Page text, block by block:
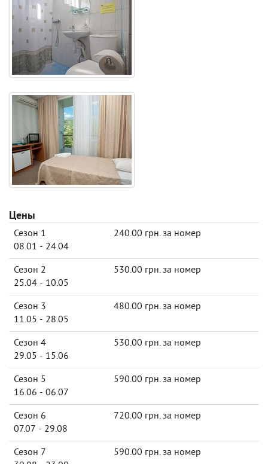
Цены
Сезон 1
08.01 - 24.04
240.00 грн. за номер
Сезон 2
25.04 - 10.05
530.00 грн. за номер
Сезон 3
11.05 - 28.05
480.00 грн. за номер
Сезон 4
29.05 - 15.06
530.00 грн. за номер
Сезон 5
16.06 - 06.07
590.00 грн. за номер
Сезон 6
07.07 - 29.08
720.00 грн. за номер
Сезон 7
590.00 грн. за номер